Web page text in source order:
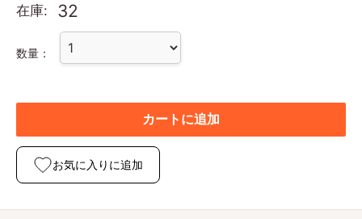
在庫: 32
数量：
カートに追加
お気に入りに追加